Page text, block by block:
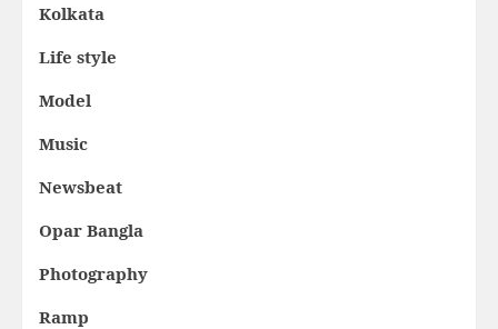
Kolkata
Life style
Model
Music
Newsbeat
Opar Bangla
Photography
Ramp